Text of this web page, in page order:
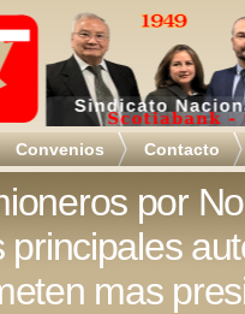
Convenios Contacto
por
principales
mas